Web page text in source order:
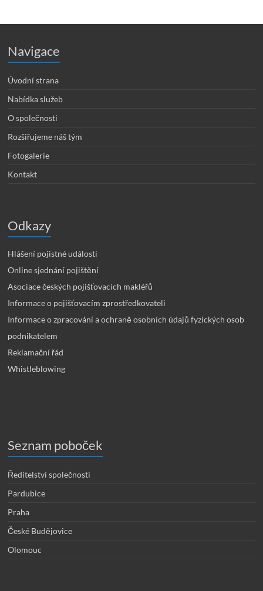
Navigace
Úvodní strana
Nabídka služeb
O společnosti
Rozšiřujeme náš tým
Fotogalerie
Kontakt
Odkazy
Hlášení pojistné události
Online sjednání pojištění
Asociace českých pojišťovacích makléřů
Informace o pojišťovacím zprostředkovateli
Informace o zpracování a ochraně osobních údajů fyzických osob
podnikatelem
Reklamační řád
Whistleblowing
Seznam poboček
Ředitelství společnosti
Pardubice
Praha
České Budějovice
Olomouc